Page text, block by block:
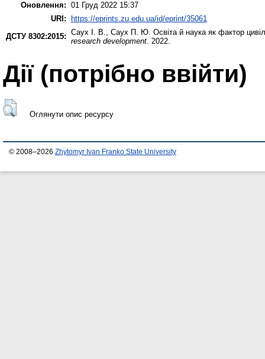
Оновлення: 01 Груд 2022 15:37
URI:
https://eprints.zu.edu.ua/id/eprint/35061
ДСТУ 8302:2015: Саух І. В., Саух П. Ю. Освіта й наука як фактор
research development. 2022.
Дії ​​(потрібно ввійти)
Оглянути опис ресурсу
© 2008–2026 Zhytomyr Ivan Franko State University